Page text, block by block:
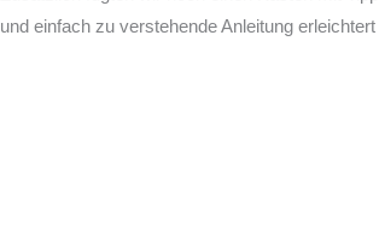
und einfach zu verstehende Anleitung